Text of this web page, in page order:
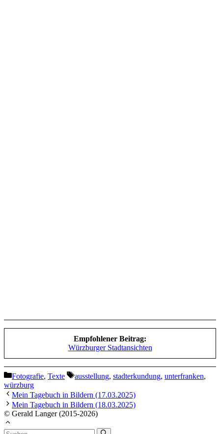
Empfohlener Beitrag:
Würzburger Stadtansichten
Kategorien
Fotografie, Texte Schlagwörter
ausstellung, stadterkundung, unterfranken,
würzburg
Mein Tagebuch in Bildern (17.03.2025)
Mein Tagebuch in Bildern (18.03.2025)
© Gerald Langer (2015-2026)
Suchen